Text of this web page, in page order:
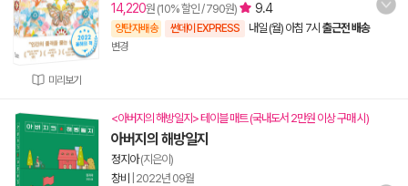
미리보기
14,220원 (10% 할인 / 790원) 9.4
양탄자배송 썬데이 EXPRESS 내일 (월) 아침 7시 출근전 배송
변경
<아버지의 해방일지> 테이블 매트 (국내도서 2만원 이상 구매 시)
아버지의 해방일지
정지아(지은이)
창비
2022년 09월